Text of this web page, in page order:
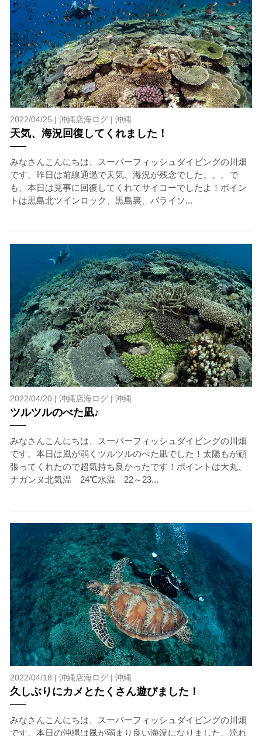
2022/04/25 | 沖縄店海ログ| 沖縄
天気、海況回復してくれました！
みなさんこんにちは、スーパーフィッシュダイビングの川畑
です。昨日は前線通過で天気、海況が残念でした。。。で
も、本日は見事に回復してくれてサイコーでしたよ！ポイン
トは黒島北ツインロック、黒島裏、パライソ...
2022/04/20 | 沖縄店海ログ| 沖縄
ツルツルのべた凪♪
みなさんこんにちは、スーパーフィッシュダイビングの川畑
です。本日は風が弱くツルツルのべた凪でした！太陽もが頑
張ってくれたので超気持ち良かったです！ポイントは大丸、
ナガンヌ北気温 24℃水温 22～23...
2022/04/18 | 沖縄店海ログ| 沖縄
久しぶりにカメとたくさん遊びました！
みなさんこんにちは、スーパーフィッシュダイビングの川畑
です。本日の沖縄は風が弱まり良い海況になりました。流れ
ホエールスイム参加時に使用する器材やスーツのレンタ
ルをご希望の方は、事前にお申し出ください。
承諾しました。
危険の告知
ホエールスイムは、通常のスノーケリングやスキンダイビ
ングに伴う危険に加え、予測不能なクジラの行動や、クジ
ラとの接触によってトラブルが発生する可能性がありま
す。さらに、流れのある海上で、船上からエントリーやエ
キジットを行う際にもトラブルが生じる可能性がありま
す。そして、これらを要因として傷害や損害が発生する場
合があります。またホエールスイムでは、これら以外にも
参加者はこれらのリスクを理解し、傷害や損害につながっ
た場合、またはその他いかなる理由があっても、当ツアー
開催主催者とガイド、船舶の保有者及び船長に対して損害
賠償を請求しません。
承諾しました。
上記承諾ください。
閉じる